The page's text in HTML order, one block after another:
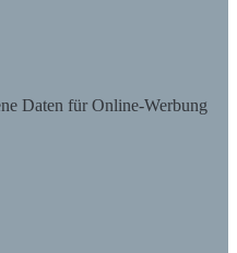
Daten für Online-Werbung